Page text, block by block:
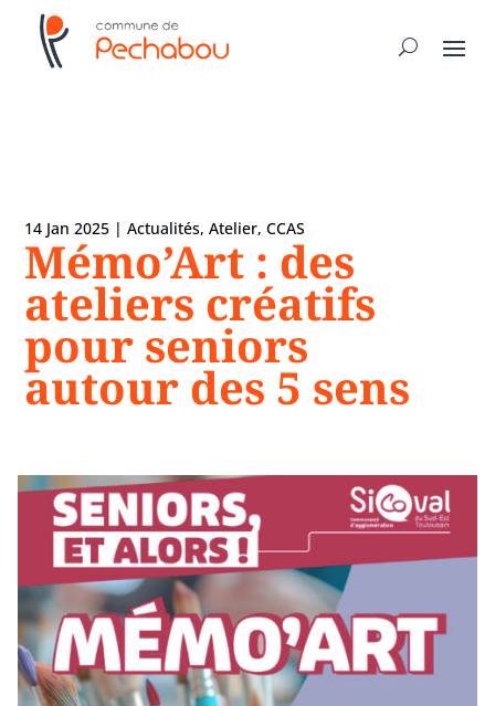
14 Jan 2025 |Actualités,Atelier,CCAS
Mémo’Art : des
ateliers créatifs
pour seniors
autour des 5 sens